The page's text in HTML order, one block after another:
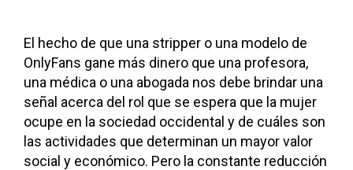
El hecho de que una stripper o una modelo de
OnlyFans gane más dinero que una profesora,
una médica o una abogada nos debe brindar una
señal acerca del rol que se espera que la mujer
ocupe en la sociedad occidental y de cuáles son
las actividades que determinan un mayor valor
social y económico. Pero la constante reducción